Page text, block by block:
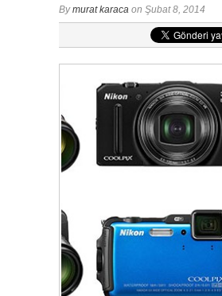
Bymurat karaca on Şubat 8, 2014